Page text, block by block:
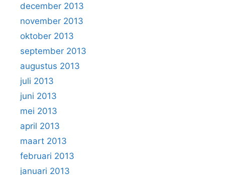
december 2013
november 2013
oktober 2013
september 2013
augustus 2013
juli 2013
juni 2013
mei 2013
april 2013
maart 2013
februari 2013
januari 2013